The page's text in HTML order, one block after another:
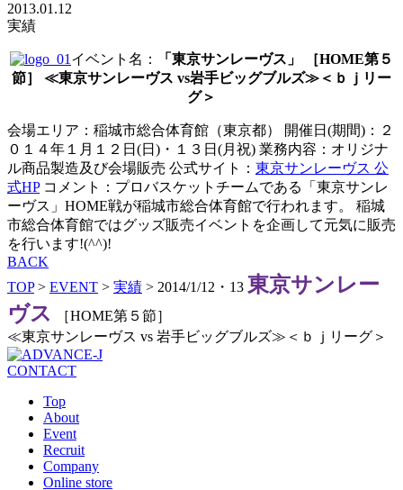
2013.01.12
実績
イベント名： 「東京サンレーヴス」 ［HOME第５
節］
≪東京サンレーヴス vs岩手ビッグブルズ≫ ＜ｂｊリー
グ＞
会場エリア：稲城市総合体育館（東京都） 開催日(期間)：２
０１４年１月１２日(日)・１３日(月祝) 業務内容：オリジナ
ル商品製造及び会場販売 公式サイト： 東京サンレーヴス 公
式HPコメント：プロバスケットチームである「東京サンレ
ーヴス」HOME戦が稲城市総合体育館で行われます。 稲城
市総合体育館ではグッズ販売イベントを企画して元気に販売
を行います!(^^)!
BACK
TOP> EVENT > 実績 > 2014/1/12・13 東京サンレー
ヴス
［HOME第５節］
≪東京サンレーヴス vs 岩手ビッグブルズ≫＜ｂｊリーグ＞
CONTACT
Top
About
Event
Recruit
Company
Online store